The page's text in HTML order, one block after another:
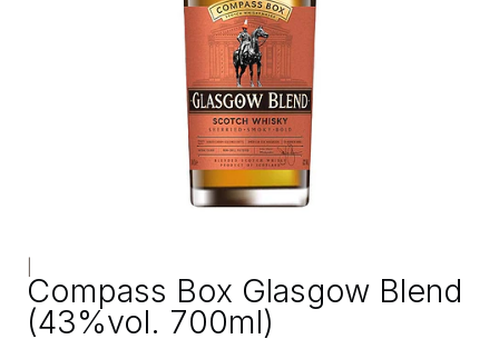
Compass Box Glasgow Blend
(43%vol. 700ml)